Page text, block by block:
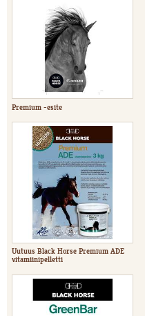
Premium -esite
Uutuus Black Horse Premium ADE
vitamiinipelletti